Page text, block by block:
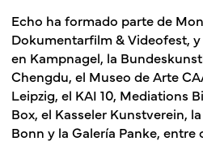
Echo ha formado parte de
Dokumentarfilm & Videofest,
en Kampnagel, la
Chengdu, el Museo de Arte
Leipzig, el KAI 10, Mediations
Box, el Kasseler Kunstverein,
Bonn y la Galería Panke, entre